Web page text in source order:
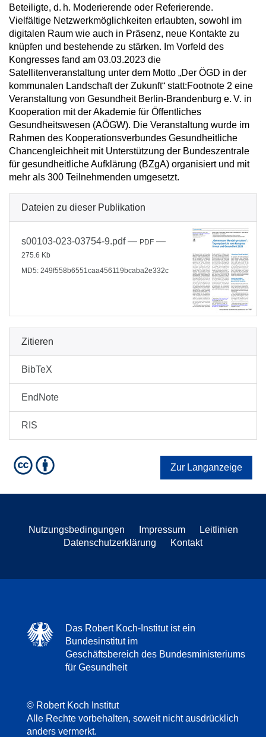
Beteiligte, d. h. Moderierende oder Referierende.
Vielfältige Netzwerkmöglichkeiten erlaubten, sowohl im
digitalen Raum wie auch in Präsenz, neue Kontakte zu
knüpfen und bestehende zu stärken. Im Vorfeld des
Kongresses fand am 03.03.2023 die
Satellitenveranstaltung unter dem Motto „Der ÖGD in der
kommunalen Landschaft der Zukunft“ statt:Footnote 2 eine
Veranstaltung von Gesundheit Berlin-Brandenburg e. V. in
Kooperation mit der Akademie für Öffentliches
Gesundheitswesen (AÖGW). Die Veranstaltung wurde im
Rahmen des Kooperationsverbundes Gesundheitliche
Chancengleichheit mit Unterstützung der Bundeszentrale
für gesundheitliche Aufklärung (BZgA) organisiert und mit
mehr als 300 Teilnehmenden umgesetzt.
Dateien zu dieser Publikation
s00103-023-03754-9.pdf— PDF —
275.6 Kb
MD5: 249f558b6551caa456119bcaba2e332c
Zitieren
BibTeX
EndNote
RIS
Zur Langanzeige
Nutzungsbedingungen Impressum
Leitlinien
Datenschutzerklärung
Kontakt
Das Robert Koch-Institut ist ein
Bundesinstitut im
Geschäftsbereich des Bundesministeriums
für Gesundheit
© Robert Koch Institut
Alle Rechte vorbehalten, soweit nicht ausdrücklich
anders vermerkt.